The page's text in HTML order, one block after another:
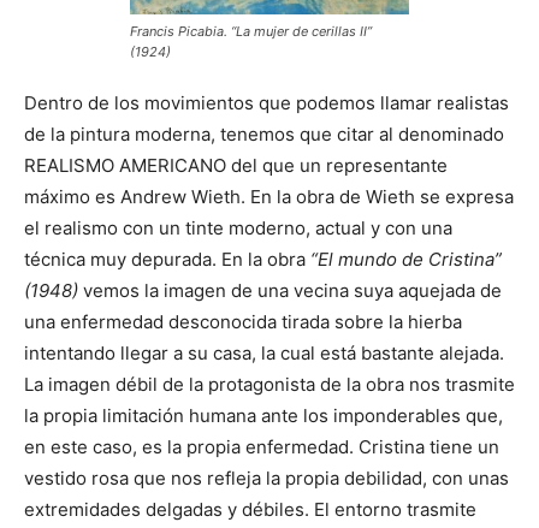
Francis Picabia. “La mujer de cerillas II”
(1924)
Dentro de los movimientos que podemos llamar realistas
de la pintura moderna, tenemos que citar al denominado
REALISMO AMERICANO del que un representante
máximo es Andrew Wieth. En la obra de Wieth se expresa
el realismo con un tinte moderno, actual y con una
técnica muy depurada. En la obra “El mundo de Cristina”
(1948) vemos la imagen de una vecina suya aquejada de
una enfermedad desconocida tirada sobre la hierba
intentando llegar a su casa, la cual está bastante alejada.
La imagen débil de la protagonista de la obra nos trasmite
la propia limitación humana ante los imponderables que,
en este caso, es la propia enfermedad. Cristina tiene un
vestido rosa que nos refleja la propia debilidad, con unas
extremidades delgadas y débiles. El entorno trasmite